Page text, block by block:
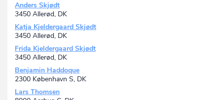
Anders Skjødt
3450 Allerød, DK
Katja Kjeldergaard Skjødt
3450 Allerød, DK
Frida Kjeldergaard Skjødt
3450 Allerød, DK
Benjamin Haddoque
2300 København S, DK
Lars Thomsen